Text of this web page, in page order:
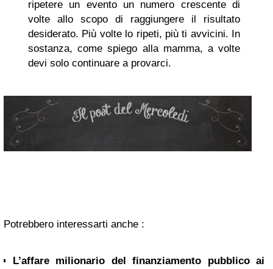
ripetere un evento un numero crescente di
volte allo scopo di raggiungere il risultato
desiderato. Più volte lo ripeti, più ti avvicini. In
sostanza, come spiego alla mamma, a volte
devi solo continuare a provarci.
Potrebbero interessarti anche :
L’affare milionario del finanziamento pubblico ai